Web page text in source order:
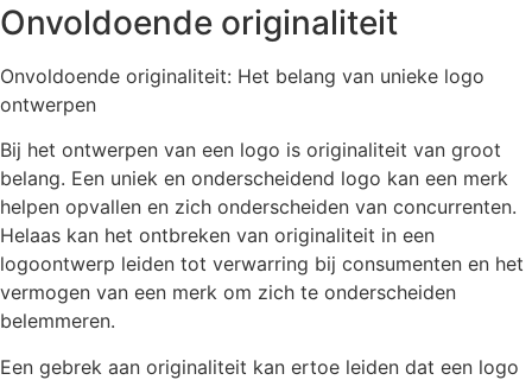
Onvoldoende originaliteit
Onvoldoende originaliteit: Het belang van unieke logo
ontwerpen
Bij het ontwerpen van een logo is originaliteit van groot
belang. Een uniek en onderscheidend logo kan een merk
helpen opvallen en zich onderscheiden van concurrenten.
Helaas kan het ontbreken van originaliteit in een
logoontwerp leiden tot verwarring bij consumenten en het
vermogen van een merk om zich te onderscheiden
belemmeren.
Een gebrek aan originaliteit kan ertoe leiden dat een logo